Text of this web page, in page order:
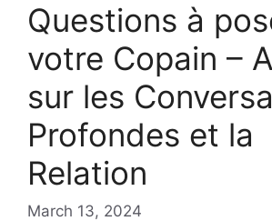
Questions à
votre Copain –
sur les
Profondes et la
Relation
March 13, 2024